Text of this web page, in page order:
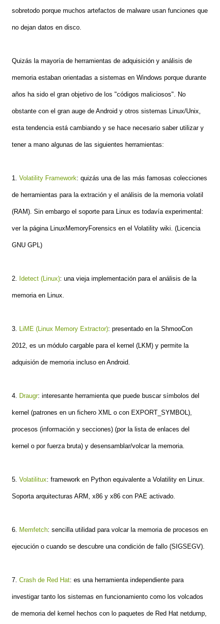
sobretodo porque muchos artefactos de malware usan funciones que
no dejan datos en disco.
Quizás la mayoría de herramientas de adquisición y análisis de
memoria estaban orientadas a sistemas en Windows porque durante
años ha sido el gran objetivo de los "códigos maliciosos". No
obstante con el gran auge de Android y otros sistemas Linux/Unix,
esta tendencia está cambiando y se hace necesario saber utilizar y
tener a mano algunas de las siguientes herramientas:
1. Volatility Framework: quizás una de las más famosas colecciones
de herramientas para la extración y el análisis de la memoria volatil
(RAM). Sin embargo el soporte para Linux es todavía experimental:
ver la página LinuxMemoryForensics en el Volatility wiki. (Licencia
GNU GPL)
2. Idetect (Linux): una vieja implementación para el análisis de la
memoria en Linux.
3. LiME (Linux Memory Extractor): presentado en la ShmooCon
2012, es un módulo cargable para el kernel (LKM) y permite la
adquisión de memoria incluso en Android.
4. Draugr: interesante herramienta que puede buscar símbolos del
kernel (patrones en un fichero XML o con EXPORT_SYMBOL),
procesos (información y secciones) (por la lista de enlaces del
kernel o por fuerza bruta) y desensamblar/volcar la memoria.
5. Volatilitux: framework en Python equivalente a Volatility en Linux.
Soporta arquitecturas ARM, x86 y x86 con PAE activado.
6. Memfetch: sencilla utilidad para volcar la memoria de procesos en
ejecución o cuando se descubre una condición de fallo (SIGSEGV).
7. Crash de Red Hat: es una herramienta independiente para
investigar tanto los sistemas en funcionamiento como los volcados
de memoria del kernel hechos con lo paquetes de Red Hat netdump,